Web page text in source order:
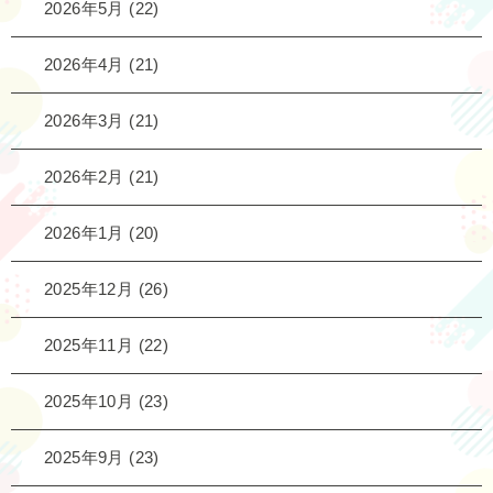
2026年5月 (22)
2026年4月 (21)
2026年3月 (21)
2026年2月 (21)
2026年1月 (20)
2025年12月 (26)
2025年11月 (22)
2025年10月 (23)
2025年9月 (23)